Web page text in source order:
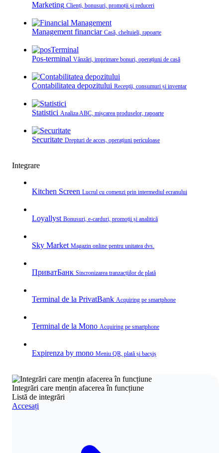
Marketing Clienți, bonusuri, promoții și reduceri
Management financiar Casă, cheltuieli, rapoarte
Pos-terminal Vânzări, imprimare bonuri, operațiuni de casă
Contabilitatea depozitului Recepții, consumuri și inventar
Statistici Analiza ABC, mișcarea produselor, rapoarte
Securitate Drepturi de acces, operațiuni periculoase
Integrare
Kitchen Screen Lucrul cu comenzi prin intermediul ecranului
Loyallyst Bonusuri, e‑carduri, promoții și analitică
Sky Market Magazin online pentru unitatea dvs.
ПриватБанк Sincronizarea tranzacțiilor de plată
Terminal de la PrivatBank Acquiring pe smartphone
Terminal de la Mono Acquiring pe smartphone
Expirenza by mono Meniu QR, plată și bacșiș
Integrări care mențin afacerea în funcțiune
Listă de integrări
Accesați